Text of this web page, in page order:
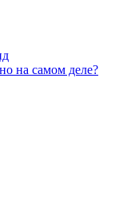
на самом деле?